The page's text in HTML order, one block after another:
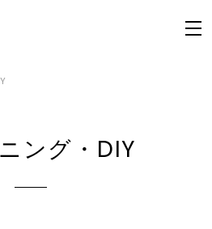
ング・DIY